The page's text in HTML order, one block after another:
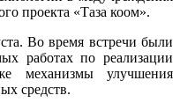
проекта «Таза коом».
Во время встречи были
работах по реализации
механизмы улучшения
средств.